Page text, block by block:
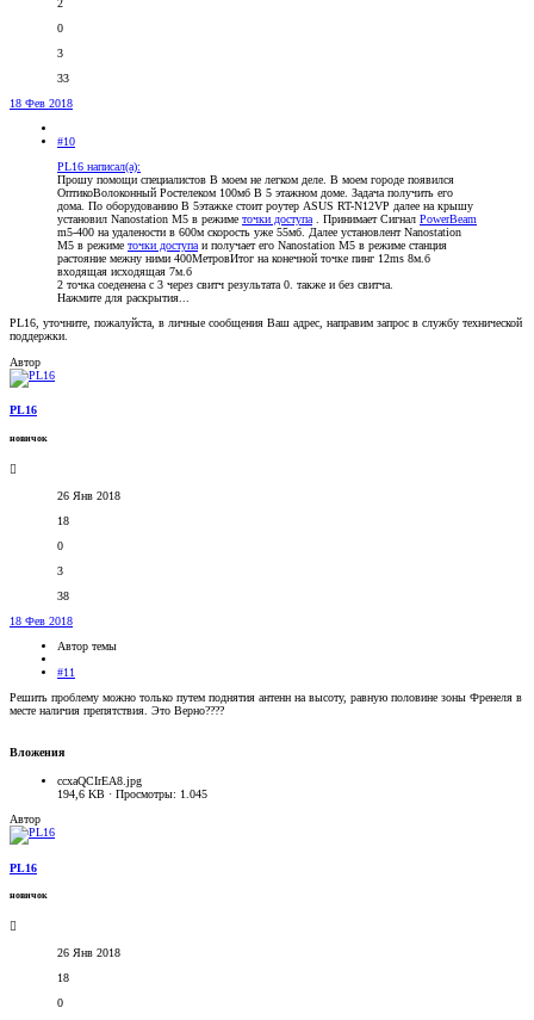
0
3
33
18 Фев 2018
#10
PL16 написал(а):
Прошу помощи специалистов В моем не легком деле. В моем городе появился
ОптикоВолоконный Ростелеком 100мб В 5 этажном доме. Задача получить его
дома. По оборудованию В 5этажке стоит роутер ASUS RT-N12VP далее на крышу
установил Nanostation M5 в режиме точки доступа . Принимает Сигнал PowerBeam
m5-400 на удалености в 600м скорость уже 55мб. Далее установлент Nanostation
M5 в режиме точки доступа и получает его Nanostation M5 в режиме станция
растояние межну ними 400МетровИтог на конечной точке пинг 12ms 8м.б
входящая исходящая 7м.б
2 точка соеденена с 3 через свитч результата 0. также и без свитча.
Нажмите для раскрытия...
PL16, уточните, пожалуйста, в личные сообщения Ваш адрес, направим запрос в службу технической
поддержки.
Автор
PL16
новичок
26 Янв 2018
18
0
3
38
18 Фев 2018
Автор темы
#11
Решить проблему можно только путем поднятия антенн на высоту, равную половине зоны Френеля в
месте наличия препятствия. Это Верно????
Вложения
ccxaQCIrEA8.jpg
194,6 KB · Просмотры: 1.045
Автор
PL16
новичок
26 Янв 2018
18
0